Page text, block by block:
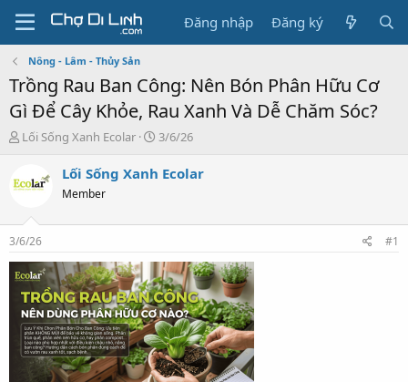
Đăng nhập Đăng ký
Nông - Lâm - Thủy Sản
Trồng Rau Ban Công: Nên Bón Phân Hữu Cơ
Gì Để Cây Khỏe, Rau Xanh Và Dễ Chăm Sóc?
T
e
s
t
a
r
t
e
r
Lối Sống Xanh Ecolar
N
à
3/6/26
Lối Sống Xanh Ecolar
Member
3/6/26 #1